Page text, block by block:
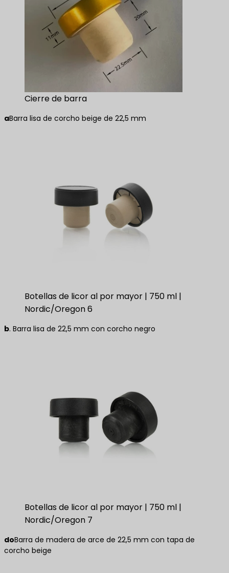
Cierre de barra
aBarra lisa de corcho beige de 22,5 mm
Botellas de licor al por mayor | 750 ml |
Nordic/Oregon 6
b. Barra lisa de 22,5 mm con corcho negro
Botellas de licor al por mayor | 750 ml |
Nordic/Oregon 7
doBarra de madera de arce de 22,5 mm con tapa de
corcho beige